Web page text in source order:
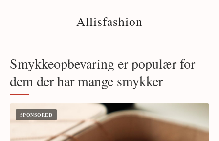
Allisfashion
Smykkeopbevaring er populær for
dem der har mange smykker